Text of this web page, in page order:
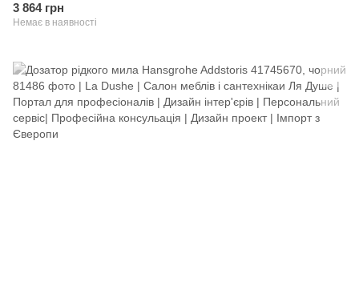
3 864 грн
Немає в наявності